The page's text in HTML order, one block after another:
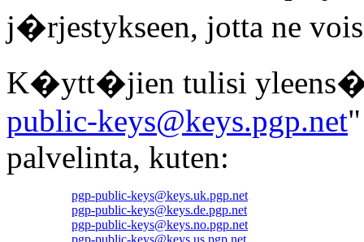
j�rjestykseen, jotta ne
K�ytt�jien tulisi
public-keys@keys.pgp.net
palvelinta, kuten:
pgp-public-keys@keys.uk.pgp.net
pgp-public-keys@keys.de.pgp.net
pgp-public-keys@keys.no.pgp.net
pgp-public-keys@keys.us.pgp.net